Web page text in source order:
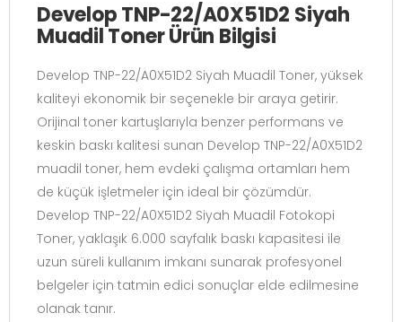
Develop TNP-22/A0X51D2 Siyah
Muadil Toner Ürün Bilgisi
Develop TNP-22/A0X51D2 Siyah Muadil Toner, yüksek
kaliteyi ekonomik bir seçenekle bir araya getirir.
Orijinal toner kartuşlarıyla benzer performans ve
keskin baskı kalitesi sunan Develop TNP-22/A0X51D2
muadil toner, hem evdeki çalışma ortamları hem
de küçük işletmeler için ideal bir çözümdür.
Develop TNP-22/A0X51D2 Siyah Muadil Fotokopi
Toner, yaklaşık 6.000 sayfalık baskı kapasitesi ile
uzun süreli kullanım imkanı sunarak profesyonel
belgeler için tatmin edici sonuçlar elde edilmesine
olanak tanır.